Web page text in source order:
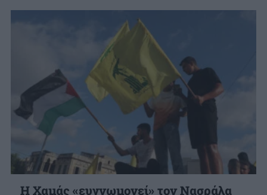
Η Χαμάς «ευγνωμονεί» τον Νασράλα